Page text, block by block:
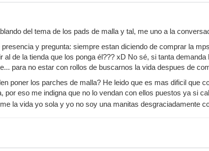
del tema de los pads de malla y tal, me uno a la
y pregunta: siempre estan diciendo de comprar la
al de la tienda que los ponga él??? xD No sé, si tanta
para no estar con rollos de buscarnos la vida despues de
poner los parches de malla? He leido que es mas dificil que
por eso me indigna que no lo vendan con ellos puestos ya si
la vida yo sola y yo no soy una manitas desgraciadamente